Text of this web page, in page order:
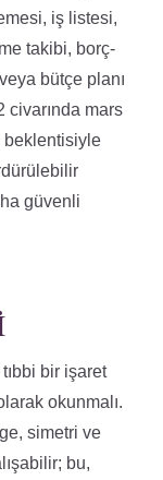
iş listesi,
takibi, borç-
bütçe planı
civarında mars
beklentisiyle
güvenli
bir işaret
okunmalı.
simetri ve
bu,